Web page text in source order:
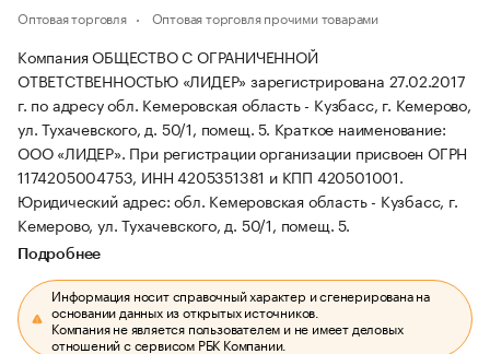
Оптовая торговля Оптовая торговля прочими товарами
Компания ОБЩЕСТВО С ОГРАНИЧЕННОЙ
ОТВЕТСТВЕННОСТЬЮ «ЛИДЕР» зарегистрирована 27.02.2017
г. по адресу обл. Кемеровская область - Кузбасс, г. Кемерово,
ул. Тухачевского, д. 50/1, помещ. 5. Краткое наименование:
ООО «ЛИДЕР». При регистрации организации присвоен ОГРН
1174205004753, ИНН 4205351381 и КПП 420501001.
Юридический адрес: обл. Кемеровская область - Кузбасс, г.
Кемерово, ул. Тухачевского, д. 50/1, помещ. 5.
Подробнее
Информация носит справочный характер и сгенерирована на
основании данных из открытых источников.
Компания не является пользователем и не имеет деловых
отношений с сервисом РБК Компании.